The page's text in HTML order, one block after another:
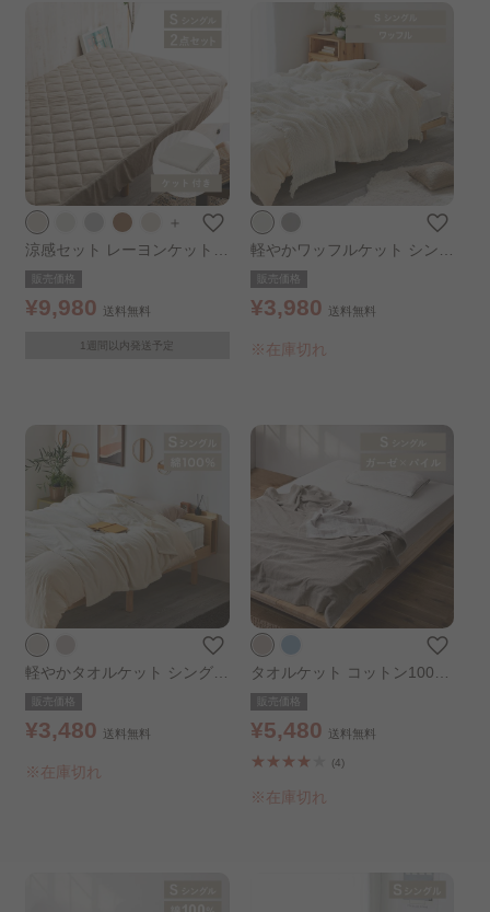
＋
涼感セット レーヨンケット+
BOXシーツ シングル BOXシ
ーツ：グレージュ
販売価格
¥9,980 送料無料
1週間以内発送予定
軽やかワッフルケット シング
ル アイボリー
販売価格
¥3,980 送料無料
※在庫切れ
軽やかタオルケット シングル
アイボリー
販売価格
¥3,480 送料無料
※在庫切れ
タオルケット コットン100％
シングル ベージュ
販売価格
¥5,480 送料無料
(4)
※在庫切れ